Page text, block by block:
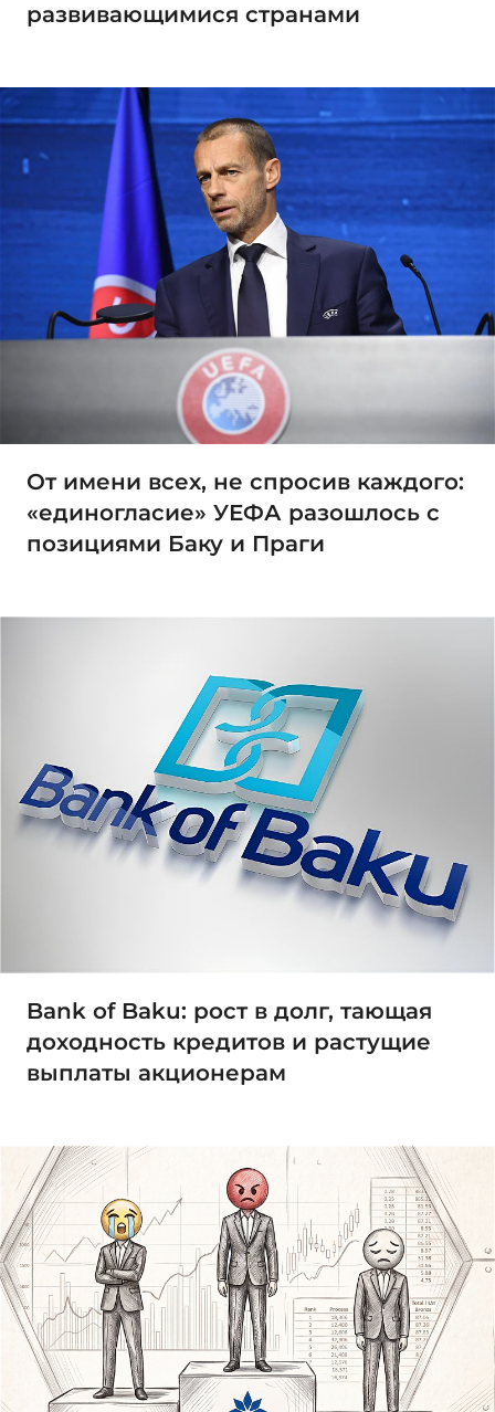
развивающимися странами
От имени всех, не спросив каждого:
«единогласие» УЕФА разошлось с
позициями Баку и Праги
Bank of Baku: рост в долг, тающая
доходность кредитов и растущие
выплаты акционерам